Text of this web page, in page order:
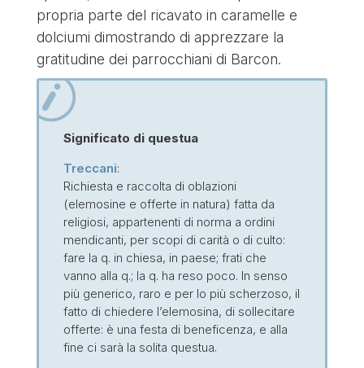
propria parte del ricavato in caramelle e
dolciumi dimostrando di apprezzare la
gratitudine dei parrocchiani di Barcon.
Significato di questua
Treccani:
Richiesta e raccolta di oblazioni
(elemosine e offerte in natura) fatta da
religiosi, appartenenti di norma a ordini
mendicanti, per scopi di carità o di culto:
fare la q. in chiesa, in paese; frati che
vanno alla q.; la q. ha reso poco. In senso
più generico, raro e per lo più scherzoso, il
fatto di chiedere l’elemosina, di sollecitare
offerte: è una festa di beneficenza, e alla
fine ci sarà la solita questua.